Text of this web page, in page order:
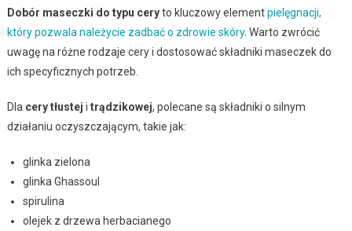
Dobór maseczki do typu ceryto kluczowy elementpielęgnacji,
który pozwala należycie zadbać o zdrowie skóry. Warto zwrócić
uwagę na różne rodzaje cery i dostosować składniki maseczek do
ich specyficznych potrzeb.
Dla cery tłustej i trądzikowej, polecane są składniki o silnym
działaniu oczyszczającym, takie jak:
glinka zielona
glinka Ghassoul
spirulina
olejek z drzewa herbacianego